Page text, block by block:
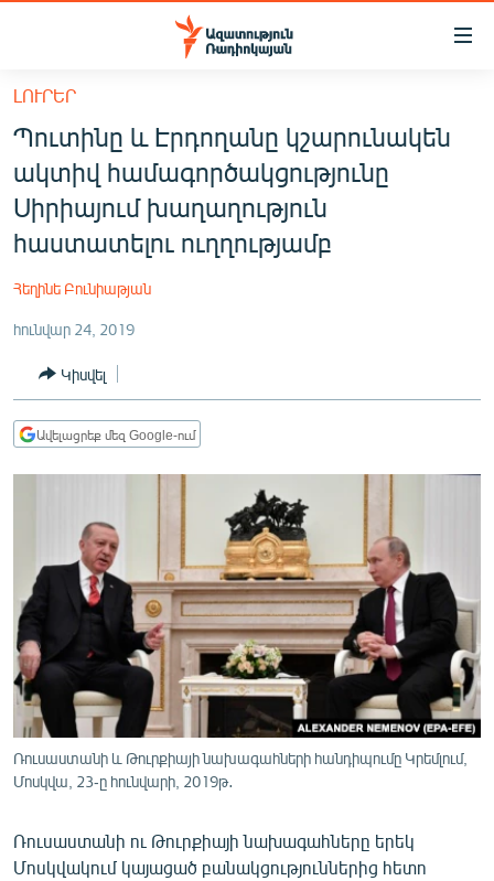
Մատչելիության
հիմնական
բովանդակությանը
Անցնել
հիմնական
մենյուին
Որոնում
ՀԱՅԱՍՏԱՆ
ՔԱՂԱՔԱԿԱՆ
ԸՆՏՐՈՒԹՅՈՒՆՆԵՐ 2026
ՊԱՏԵՐԱԶՄԻ 6 ՇԱԲԱԹՆԵՐԸ
ՏԱՐԱԾԱՇՐՋԱՆ
ՄՇԱԿՈՒՅԹ
ՍՊՈՐՏ
ՄԵԿՆԱԲԱՆՈՒԹՅՈՒՆ
ՏՏ ԵՒ ԻՆՏԵՐՆԵՏ
ԿՈՐՈՆԱՎԻՐՈՒՍ
ԱՐԽԻՎ
ՏԵՍԱՆՅՈՒԹԵՐ
ԲԱՆԱՎԵՃ
ՁԳՏԵԼՈՎ ԼԱՎԱԳՈՒՅՆԻՆ
ԼՈՒՐԵՐ
Պուտինը և Էրդողանը կշարունակեն
ակտիվ համագործակցությունը
Սիրիայում խաղաղություն
հաստատելու ուղղությամբ
Հեղինե Բունիաթյան
հունվար 24, 2019
Կիսվել
Ավելացրեք մեզ Google-ում
Ռուսաստանի և Թուրքիայի նախագահների հանդիպումը Կրեմլում,
Մոսկվա, 23-ը հունվարի, 2019թ․
Ռուսաստանի ու Թուրքիայի նախագահները երեկ
Մոսկվակում կայացած բանակցություններից հետո